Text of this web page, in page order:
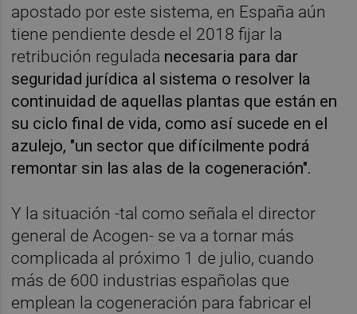
apostado por este sistema, en España aún
tiene pendiente desde el 2018 fijar la
retribución regulada necesaria para dar
seguridad jurídica al sistema o resolver la
continuidad de aquellas plantas que están en
su ciclo final de vida, como así sucede en el
azulejo, "un sector que difícilmente podrá
remontar sin las alas de la cogeneración".
Y la situación -tal como señala el director
general de Acogen- se va a tornar más
complicada al próximo 1 de julio, cuando
más de 600 industrias españolas que
emplean la cogeneración para fabricar el